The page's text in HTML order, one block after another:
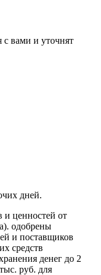
вами и уточнят
дней.
и ценностей от
одобрены
и поставщиков
средств
денег до 2
руб. для